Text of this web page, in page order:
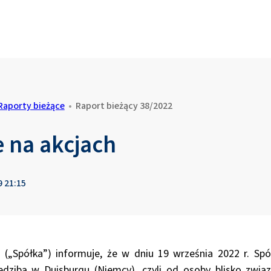
bieżące • Raport bieżący 38/2022
na akcjach
21:15
(„Spółka”) informuje, że w dniu 19 września 2022 r.